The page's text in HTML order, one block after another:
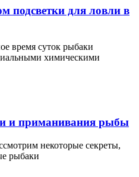
подсветки для ловли в
время суток рыбаки
химическими
и приманивания рыбы
некоторые секреты,
рыбаки